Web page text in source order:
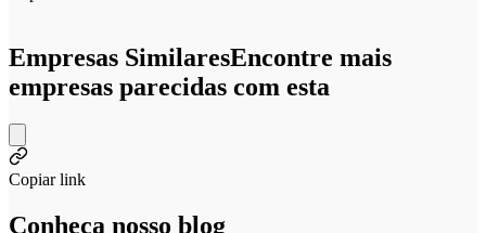
Empresas SimilaresEncontre mais
empresas parecidas com esta
Copiar link
Conheça nosso blog